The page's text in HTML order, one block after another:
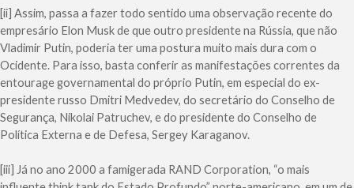
[ii] Assim, passa a fazer todo sentido uma observação recente do
empresário Elon Musk de que outro presidente na Rússia, que não
Vladimir Putin, poderia ter uma postura muito mais dura com o
Ocidente. Para isso, basta conferir as manifestações correntes da
entourage governamental do próprio Putin, em especial do ex-
presidente russo Dmitri Medvedev, do secretário do Conselho de
Segurança, Nikolai Patruchev, e do presidente do Conselho de
Política Externa e de Defesa, Sergey Karaganov.
[iii] Já no ano 2000 a famigerada RAND Corporation, “o mais